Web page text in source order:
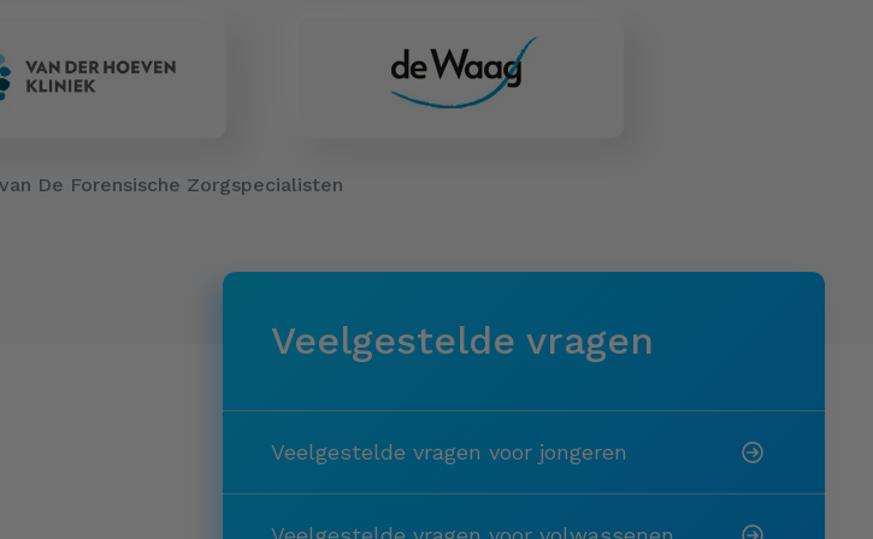
De Forensische Zorgspecialisten
Veelgestelde vragen
Veelgestelde vragen voor jongeren